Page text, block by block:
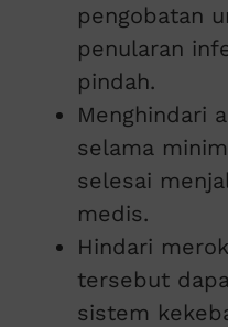
pengobatan
penularan
pindah.
Menghindari
selama
selesai
medis.
Hindari
tersebut
sistem